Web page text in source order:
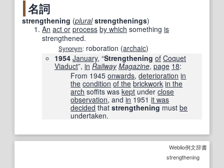
名詞
strengthening (plural strengthenings)
An act or process by which something is
strengthened.
Synonym: roboration (archaic)
1954 January, “Strengthening of Coquet
Viaduct”, in Railway Magazine, page 18:
From 1945onwards,deterioration in
the condition of the brickwork in the
arch soffits waskept underclose
observation, andin 1951it was
decided thatstrengthening mustbe
undertaken.
Weblio例文辞書
strengthening